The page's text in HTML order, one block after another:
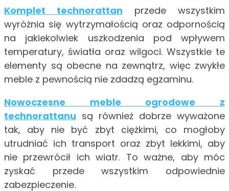
Komplet technorattan przede wszystkim
wyróżnia się wytrzymałością oraz odpornością
na jakiekolwiek uszkodzenia pod wpływem
temperatury, światła oraz wilgoci. Wszystkie te
elementy są obecne na zewnątrz, więc zwykłe
meble z pewnością nie zdadzą egzaminu.
Nowoczesne meble ogrodowe z
technorattanu są również dobrze wyważone
tak, aby nie być zbyt ciężkimi, co mogłoby
utrudniać ich transport oraz zbyt lekkimi, aby
nie przewrócił ich wiatr. To ważne, aby móc
zyskać przede wszystkim odpowiednie
zabezpieczenie.